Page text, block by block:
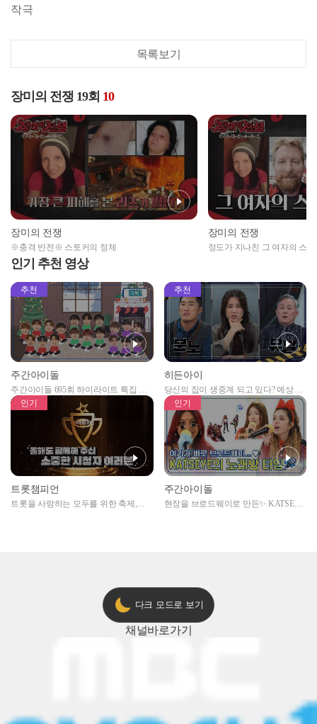
작극
목록보기
장미의 전쟁 19회 10
장미의 전쟁
※충격 반전※ 스토커의 정체
장미의 전쟁
정도가 지나친 그 여자의 스토
인기 추천 영상
추천
주간아이돌
주간아이돌 695회 하이라이트 특집 남
자아이돌편 예고
추천
히든아이
당신의 집이 생중계 되고 있다? 예상치
못한 곳에서 일어나는 불법촬영 범죄!
인기
트롯챔피언
트롯을 사랑하는 모두를 위한 축제,
인기
주간아이돌
현장을 브로드웨이로 만든✨ KATSEYE
다크 모드로 보기
채널바로가기